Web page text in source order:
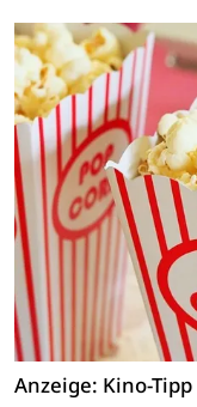
Anzeige: Kino-Tipp